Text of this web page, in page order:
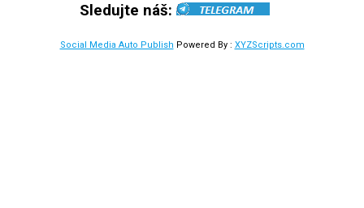
Sledujte náš:
Social Media Auto Publish Powered By : XYZScripts.com